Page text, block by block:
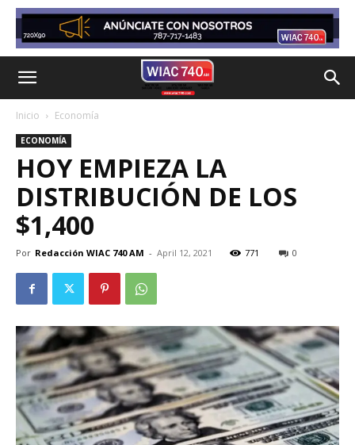
Inicio Economía
ECONOMÍA
HOY EMPIEZA LA
DISTRIBUCIÓN DE LOS
$1,400
Por Redacción WIAC 740 AM - April 12, 2021 771 0